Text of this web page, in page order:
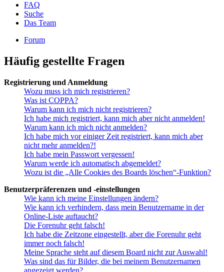
FAQ
Suche
Das Team
Forum
Häufig gestellte Fragen
Registrierung und Anmeldung
Wozu muss ich mich registrieren?
Was ist COPPA?
Warum kann ich mich nicht registrieren?
Ich habe mich registriert, kann mich aber nicht anmelden!
Warum kann ich mich nicht anmelden?
Ich habe mich vor einiger Zeit registriert, kann mich aber
nicht mehr anmelden?!
Ich habe mein Passwort vergessen!
Warum werde ich automatisch abgemeldet?
Wozu ist die „Alle Cookies des Boards löschen“-Funktion?
Benutzerpräferenzen und -einstellungen
Wie kann ich meine Einstellungen ändern?
Wie kann ich verhindern, dass mein Benutzername in der
Online-Liste auftaucht?
Die Forenuhr geht falsch!
Ich habe die Zeitzone eingestellt, aber die Forenuhr geht
immer noch falsch!
Meine Sprache steht auf diesem Board nicht zur Auswahl!
Was sind das für Bilder, die bei meinem Benutzernamen
angezeigt werden?